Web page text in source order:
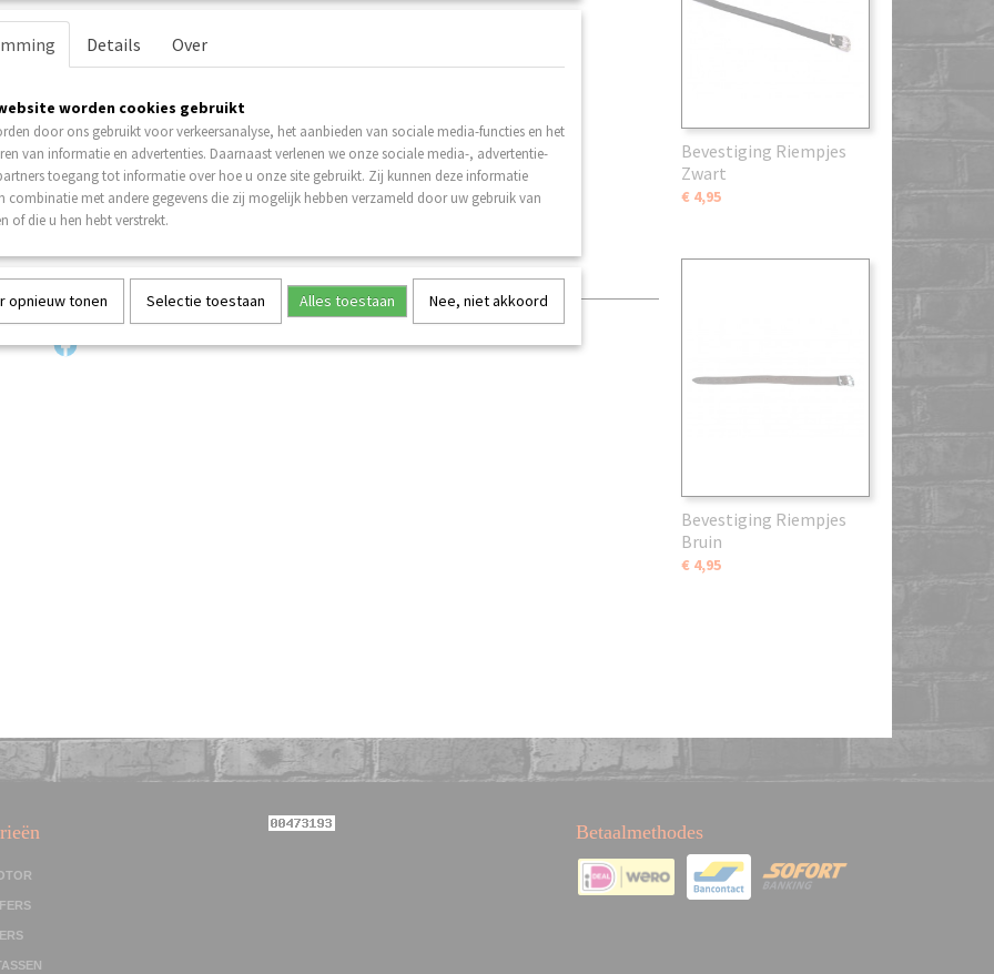
Kleur:
Passend op de meeste hendels.
Deze set is voor beide hendels.
2 veters meegeleverd voor bevestiging.
Bevestiging Riempjes
Zwart
€ 4,95
Bevestiging Riempjes
Bruin
€ 4,95
Betaalmethodes
Details Over
worden cookies gebruikt
door ons gebruikt voor verkeersanalyse, het aanbieden van sociale media-functies en het
van informatie en advertenties. Daarnaast verlenen we onze sociale media-, advertentie-
toegang tot informatie over hoe u onze site gebruikt. Zij kunnen deze informatie
combinatie met andere gegevens die zij mogelijk hebben verzameld door uw gebruik van
of die u hen hebt verstrekt.
opnieuw tonen Selectie toestaan Alles toestaan Nee, niet akkoord